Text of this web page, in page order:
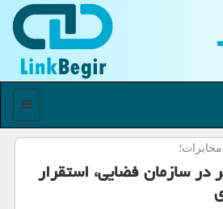
منو
در سازمان فضایی، استقرار